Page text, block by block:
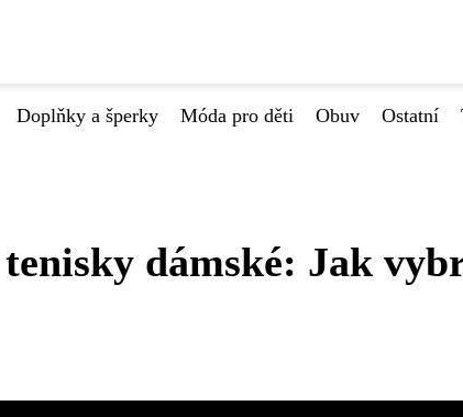
Doplňky a šperky Móda pro děti Obuv Ostatní
dámské: Jak